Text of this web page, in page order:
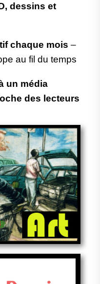
dessins et
chaque mois –
au fil du temps
un média
des lecteurs